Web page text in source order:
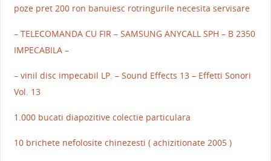
poze pret 200 ron banuiesc rotringurile necesita servisare
– TELECOMANDA CU FIR – SAMSUNG ANYCALL SPH – B 2350
IMPECABILA –
– vinil disc impecabil LP. – Sound Effects 13 – Effetti Sonori
Vol. 13
1.000 bucati diapozitive colectie particulara
10 brichete nefolosite chinezesti ( achizitionate 2005 )